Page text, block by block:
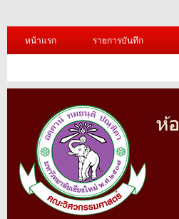
หน้าแรก รายการบันทึก